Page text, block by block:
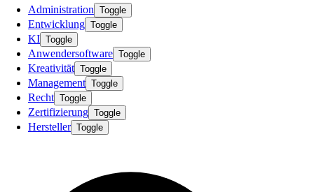
Administration Toggle
Entwicklung Toggle
KI Toggle
Anwendersoftware Toggle
Kreativität Toggle
Management Toggle
Recht Toggle
Zertifizierung Toggle
Hersteller Toggle